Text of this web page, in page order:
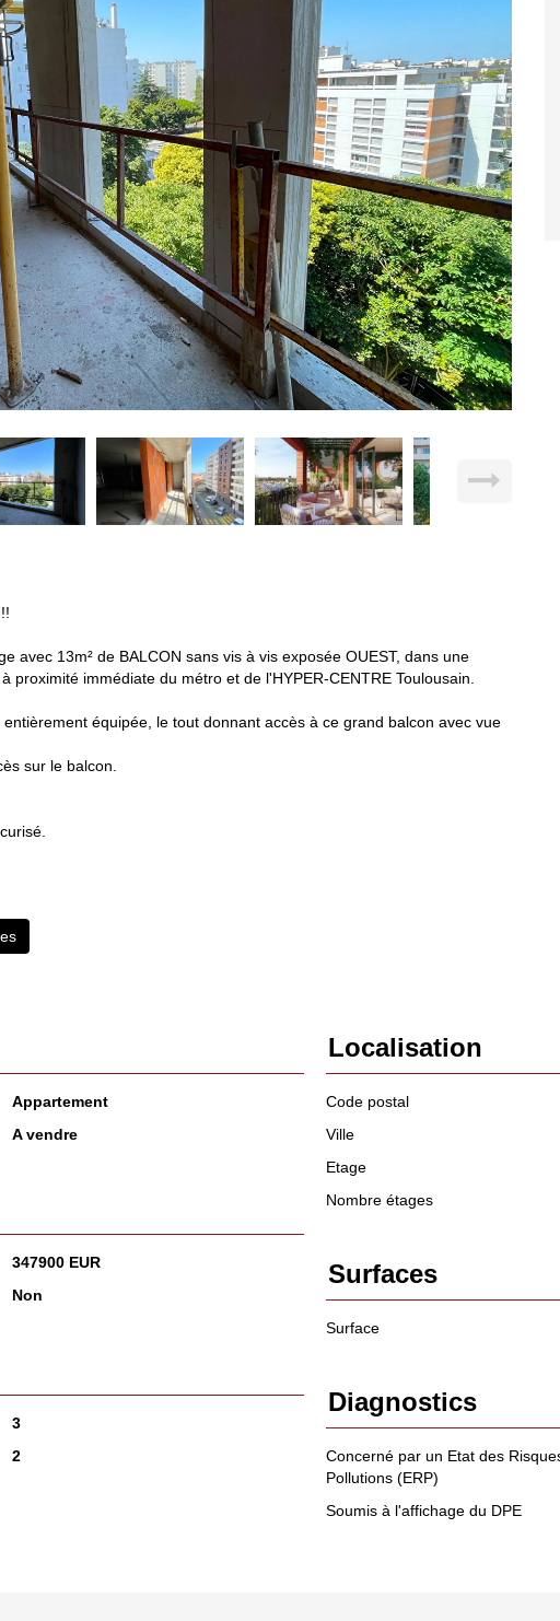
avec 13m² de BALCON sans vis à vis exposée OUEST, dans une
proximité immédiate du métro et de l'HYPER-CENTRE Toulousain.
équipée, le tout donnant accès à ce grand balcon avec vue
sur le balcon.
Appartement
A vendre
Localisation
Code postal
Ville
Etage
Nombre étages
347900 EUR
Non
Surfaces
Surface
3
2
Diagnostics
Concerné par un Etat des
Pollutions (ERP)
Soumis à l'affichage du DPE